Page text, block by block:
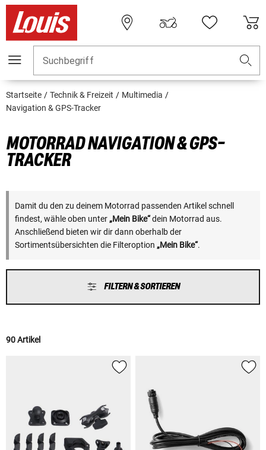
Suchbegriff
Startseite Technik & Freizeit
Multimedia
Navigation & GPS-Tracker
MOTORRAD NAVIGATION & GPS-
TRACKER
Damit du den zu deinem Motorrad passenden Artikel schnell
findest, wähle oben unter„Mein Bike“dein Motorrad aus.
Anschließend bieten wir dir dann oberhalb der
Sortimentsübersichten die Filteroption „Mein Bike“.
FILTERN & SORTIEREN
90 Artikel